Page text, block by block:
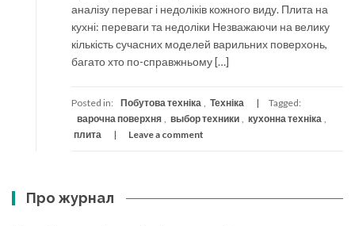
аналізу переваг і недоліків кожного виду. Плита на
кухні: переваги та недоліки Незважаючи на велику
кількість сучасних моделей варильних поверхонь,
багато хто по-справжньому […]
Posted in: Побутова техніка , Техніка
Tagged:
варочна поверхня , выбор техники , кухонна техніка ,
плита
Leave a comment
Про журнал